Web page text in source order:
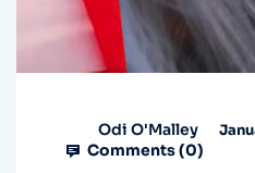
Odi O'Malley
Comments (0)